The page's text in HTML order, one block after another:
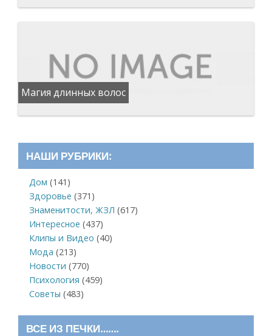
Магия длинных волос
НАШИ РУБРИКИ:
Дом (141)
Здоровье (371)
Знаменитости, ЖЗЛ (617)
Интересное (437)
Клипы и Видео (40)
Мода (213)
Новости (770)
Психология (459)
Советы (483)
ВСЕ ИЗ ПЕЧКИ…….